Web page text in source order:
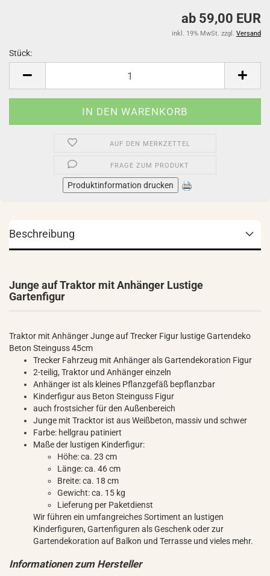
ab 59,00 EUR
inkl. 19% MwSt. zzgl. Versand
Stück:
AUF DEN MERKZETTEL
FRAGE ZUM PRODUKT
Produktinformation drucken
Beschreibung
Junge auf Traktor mit Anhänger Lustige
Gartenfigur
Traktor mit Anhänger Junge auf Trecker Figur lustige Gartendeko
Beton Steinguss 45cm
Trecker Fahrzeug mit Anhänger als Gartendekoration Figur
2-teilig, Traktor und Anhänger einzeln
Anhänger ist als kleines Pflanzgefäß bepflanzbar
Kinderfigur aus Beton Steinguss Figur
auch frostsicher für den Außenbereich
Junge mit Tracktor ist aus Weißbeton, massiv und schwer
Farbe: hellgrau patiniert
Maße der lustigen Kinderfigur:
Höhe: ca. 23 cm
Länge: ca. 46 cm
Breite: ca. 18 cm
Gewicht: ca. 15 kg
Lieferung per Paketdienst
Wir führen ein umfangreiches Sortiment an lustigen
Kinderfiguren, Gartenfiguren als Geschenk oder zur
Gartendekoration auf Balkon und Terrasse und vieles mehr.